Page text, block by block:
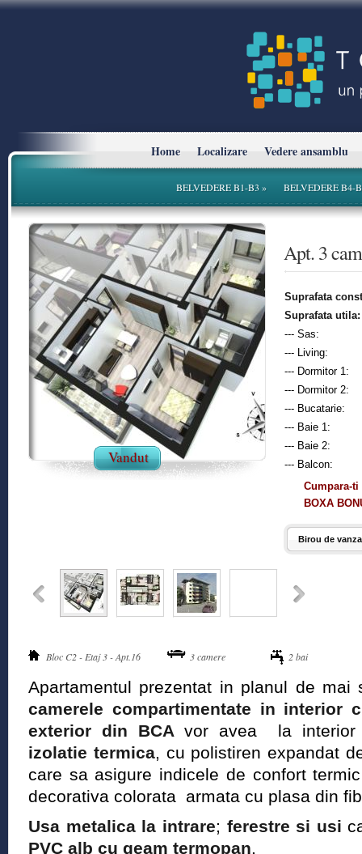
Home Localizare Vedere ansamblu
BELVEDERE B1-B3» BELVEDERE B4-
Vandut
* Planurile si suprafetele sunt cu titlu informativ.
Apt. 3
Suprafata
Suprafata utila:
--- Sas:
--- Living:
--- Dormitor 1:
--- Dormitor 2:
--- Bucatarie:
--- Baie 1:
--- Baie 2:
--- Balcon:
Cumpara-
BOXA
Birou de
Bloc C2 - Etaj 3 - Apt.16 3 camere 2 bai
Apartamentul prezentat in planul de
camerele compartimentate in interior
exterior din BCA vor avea la interior
izolatie termica, cu polistiren expandat
care sa asigure indicele de confort
decorativa colorata armata cu plasa din
Usa metalica la intrare; ferestre si usi
PVC alb cu geam termopan.